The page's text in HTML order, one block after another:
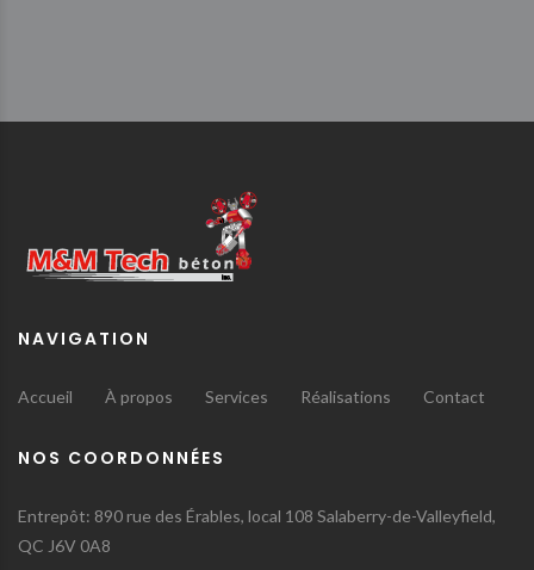
NAVIGATION
Accueil À propos Services Réalisations Contact
NOS COORDONNÉES
Entrepôt: 890 rue des Érables, local 108 Salaberry-de-Valleyfield,
QC J6V 0A8